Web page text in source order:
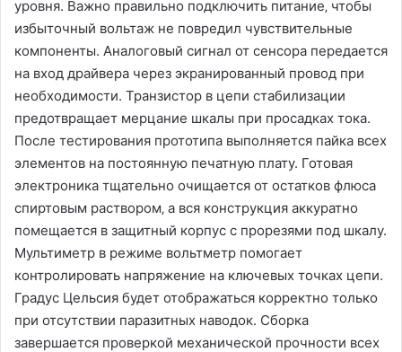
уровня. Важно правильно подключить питание‚ чтобы
избыточный вольтаж не повредил чувствительные
компоненты. Аналоговый сигнал от сенсора передается
на вход драйвера через экранированный провод при
необходимости. Транзистор в цепи стабилизации
предотвращает мерцание шкалы при просадках тока.
После тестирования прототипа выполняется пайка всех
элементов на постоянную печатную плату. Готовая
электроника тщательно очищается от остатков флюса
спиртовым раствором‚ а вся конструкция аккуратно
помещается в защитный корпус с прорезями под шкалу.
Мультиметр в режиме вольтметр помогает
контролировать напряжение на ключевых точках цепи.
Градус Цельсия будет отображаться корректно только
при отсутствии паразитных наводок. Сборка
завершается проверкой механической прочности всех